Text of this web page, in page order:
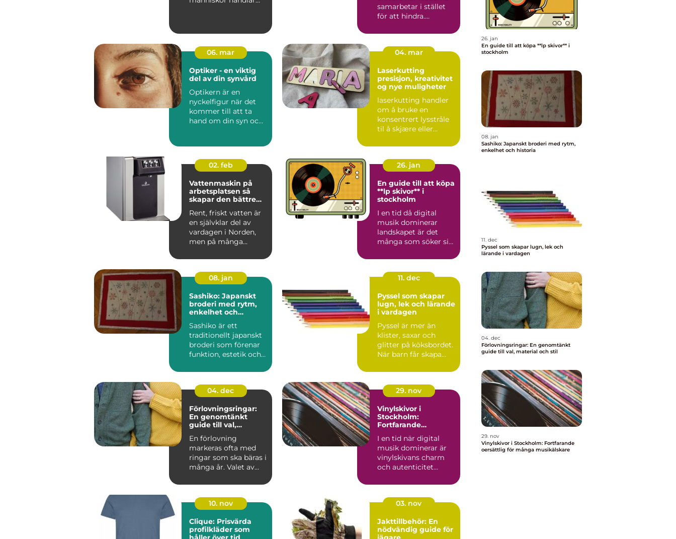
samarbetar i stället
för att hindra.
06. mar
Optiker - en viktig
del av din synvård
Optikern är en
nyckelfigur när det
kommer till att ta
hand om din syn och
04. mar
Laserkutting
presisjon, kreativitet
og nye muligheter
laserkutting handler
om å bruke en
konsentrert lysstråle
til å skjære eller
material...
02. feb
Vattenmaskin på
arbetsplatsen så
skapar den bättre
Rent, friskt vatten är
en självklar del av
vardagen i Norden,
men på många
vattne...
26. jan
En guide till att köpa
**lp skivor** i
stockholm
I en tid då digital
musik dominerar
landskapet är det
många som söker sig
nostalgis...
08. jan
Sashiko: Japanskt
broderi med rytm,
enkelhet och
Sashiko är ett
traditionellt japanskt
broderi som förenar
funktion, estetik och
11. dec
Pyssel som skapar
lugn, lek och lärande
i vardagen
Pyssel är mer än
klister, saxar och
glitter på köksbordet.
När barn får skapa
de...
04. dec
Förlovningsringar:
En genomtänkt
guide till val,
En förlovning
markeras ofta med
ringar som ska bäras i
många år. Valet av
29. nov
Vinylskivor i
Stockholm:
Fortfarande
musikälskare
I en tid när digital
musik dominerar är
vinylskivans charm
och autenticitet
10. nov
Clique: Prisvärda
profilkläder som
03. nov
Jakttillbehör: En
nödvändig guide för
26. jan
En guide till att köpa **lp skivor** i
stockholm
08. jan
Sashiko: Japanskt broderi med rytm,
enkelhet och historia
11. dec
Pyssel som skapar lugn, lek och
lärande i vardagen
04. dec
Förlovningsringar: En genomtänkt
guide till val, material och stil
29. nov
Vinylskivor i Stockholm: Fortfarande
oersättlig för många musikälskare